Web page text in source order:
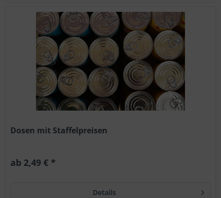
Dosen mit Staffelpreisen
ab 2,49 € *
Details